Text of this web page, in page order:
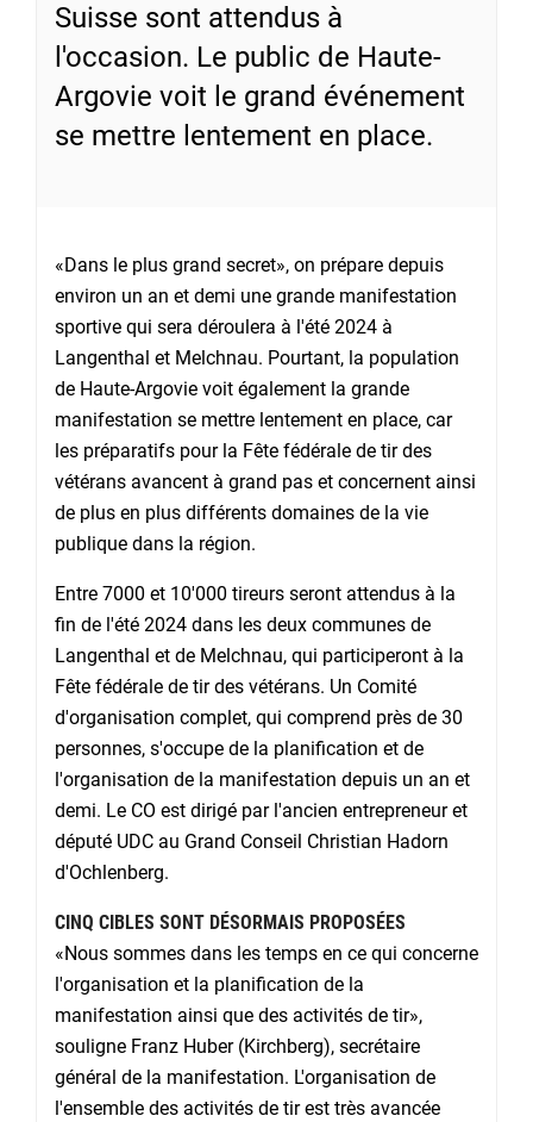
Suisse sont attendus à
l'occasion. Le public de Haute-
Argovie voit le grand événement
se mettre lentement en place.
«Dans le plus grand secret», on prépare depuis
environ un an et demi une grande manifestation
sportive qui sera déroulera à l'été 2024 à
Langenthal et Melchnau. Pourtant, la population
de Haute-Argovie voit également la grande
manifestation se mettre lentement en place, car
les préparatifs pour la Fête fédérale de tir des
vétérans avancent à grand pas et concernent ainsi
de plus en plus différents domaines de la vie
publique dans la région.
Entre 7000 et 10'000 tireurs seront attendus à la
fin de l'été 2024 dans les deux communes de
Langenthal et de Melchnau, qui participeront à la
Fête fédérale de tir des vétérans. Un Comité
d'organisation complet, qui comprend près de 30
personnes, s'occupe de la planification et de
l'organisation de la manifestation depuis un an et
demi. Le CO est dirigé par l'ancien entrepreneur et
député UDC au Grand Conseil Christian Hadorn
d'Ochlenberg.
CINQ CIBLES SONT DÉSORMAIS PROPOSÉES
«Nous sommes dans les temps en ce qui concerne
l'organisation et la planification de la
manifestation ainsi que des activités de tir»,
souligne Franz Huber (Kirchberg), secrétaire
général de la manifestation. L'organisation de
l'ensemble des activités de tir est très avancée